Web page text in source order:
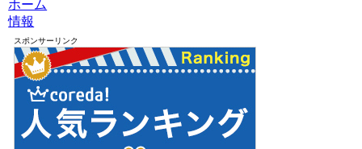
ホーム
情報
スポンサーリンク